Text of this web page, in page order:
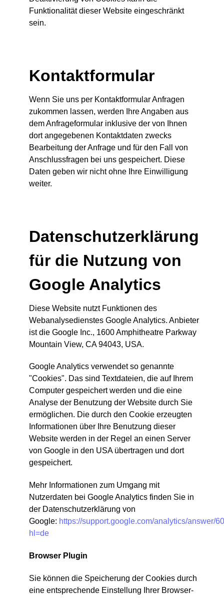
Funktionalität dieser Website eingeschränkt
sein.
Kontaktformular
Wenn Sie uns per Kontaktformular Anfragen
zukommen lassen, werden Ihre Angaben aus
dem Anfrageformular inklusive der von Ihnen
dort angegebenen Kontaktdaten zwecks
Bearbeitung der Anfrage und für den Fall von
Anschlussfragen bei uns gespeichert. Diese
Daten geben wir nicht ohne Ihre Einwilligung
weiter.
Datenschutzerklärung
für die Nutzung von
Google Analytics
Diese Website nutzt Funktionen des
Webanalysedienstes Google Analytics. Anbieter
ist die Google Inc., 1600 Amphitheatre Parkway
Mountain View, CA 94043, USA.
Google Analytics verwendet so genannte
"Cookies". Das sind Textdateien, die auf Ihrem
Computer gespeichert werden und die eine
Analyse der Benutzung der Website durch Sie
ermöglichen. Die durch den Cookie erzeugten
Informationen über Ihre Benutzung dieser
Website werden in der Regel an einen Server
von Google in den USA übertragen und dort
gespeichert.
Mehr Informationen zum Umgang mit
Nutzerdaten bei Google Analytics finden Sie in
der Datenschutzerklärung von
Google: https://support.google.com/analytics/answer/
hl=de
Browser Plugin
Sie können die Speicherung der Cookies durch
eine entsprechende Einstellung Ihrer Browser-